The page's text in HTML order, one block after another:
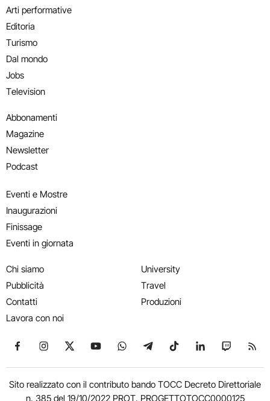
Arti performative
Editoria
Turismo
Dal mondo
Jobs
Television
Abbonamenti
Magazine
Newsletter
Podcast
Eventi e Mostre
Inaugurazioni
Finissage
Eventi in giornata
Chi siamo
Pubblicità
Contatti
Lavora con noi
University
Travel
Produzioni
Seguici su Facebook
Seguici su Instagram
Seguici su X
Seguici su YouTube
Seguici su WhatsApp
Seguici su Telegram
Seguici su TikTok
Seguici su
Seguici
Sito realizzato con il contributo bando TOCC Decreto Direttoriale
n. 385 del 19/10/2022 PROT. PROGETTOTOCC0000125